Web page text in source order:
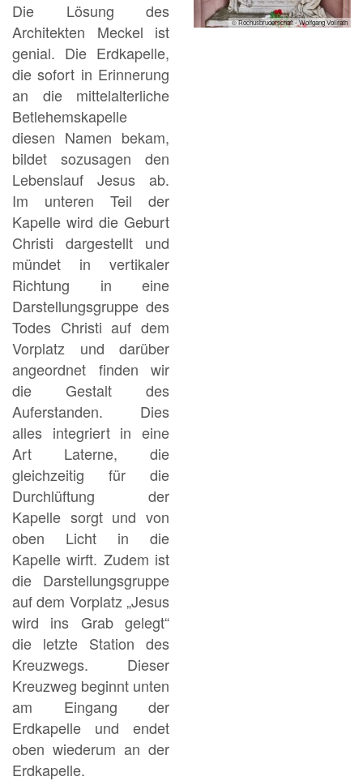
Die Lösung des
Architekten Meckel ist
genial. Die Erdkapelle,
die sofort in Erinnerung
an die mittelalterliche
Betlehemskapelle
diesen Namen bekam,
bildet sozusagen den
Lebenslauf Jesus ab.
Im unteren Teil der
Kapelle wird die Geburt
Christi dargestellt und
mündet in vertikaler
Richtung in eine
Darstellungsgruppe des
Todes Christi auf dem
Vorplatz und darüber
angeordnet finden wir
die Gestalt des
Auferstanden. Dies
alles integriert in eine
Art Laterne, die
gleichzeitig für die
Durchlüftung der
Kapelle sorgt und von
oben Licht in die
Kapelle wirft. Zudem ist
die Darstellungsgruppe
auf dem Vorplatz „Jesus
wird ins Grab gelegt“
die letzte Station des
Kreuzwegs. Dieser
Kreuzweg beginnt unten
am Eingang der
Erdkapelle und endet
oben wiederum an der
Erdkapelle.
© Rochusbruderschaft - Wolfgang Vollrath